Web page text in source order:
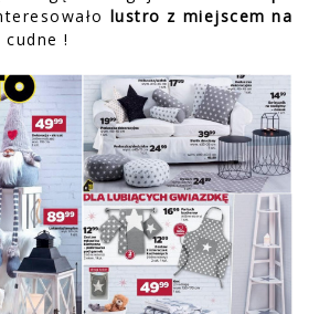
lustro z miejscem na
!